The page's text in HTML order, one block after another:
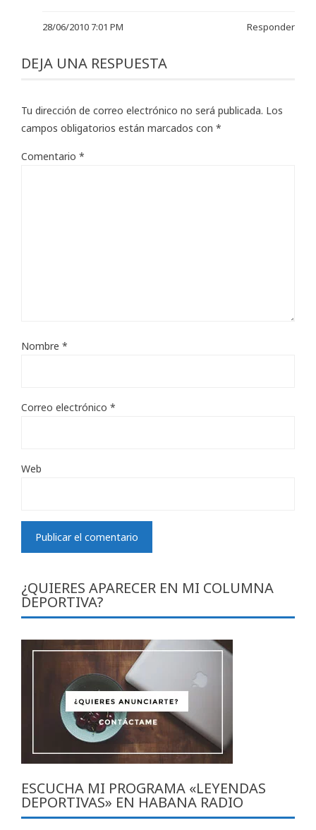
28/06/2010 7:01 PM Responder
DEJA UNA RESPUESTA
Tu dirección de correo electrónico no será publicada. Los
campos obligatorios están marcados con *
Comentario *
Nombre *
Correo electrónico *
Web
¿QUIERES APARECER EN MI COLUMNA
DEPORTIVA?
ESCUCHA MI PROGRAMA «LEYENDAS
DEPORTIVAS» EN HABANA RADIO